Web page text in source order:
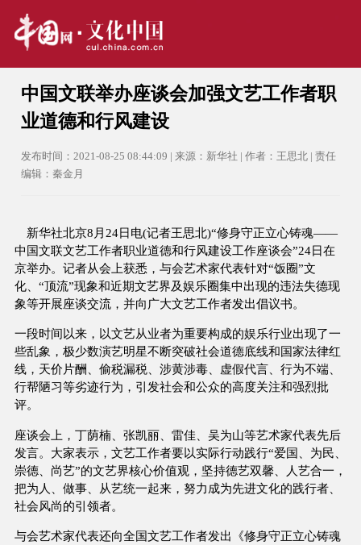
中国文联举办座谈会加强文艺工作者职
业道德和行风建设
发布时间：2021-08-25 08:44:09 | 来源：新华社 | 作者：王思北 | 责任
编辑：秦金月
新华社北京8月24日电(记者王思北)“修身守正立心铸魂——
中国文联文艺工作者职业道德和行风建设工作座谈会”24日在
京举办。记者从会上获悉，与会艺术家代表针对“饭圈”文
化、“顶流”现象和近期文艺界及娱乐圈集中出现的违法失德现
象等开展座谈交流，并向广大文艺工作者发出倡议书。
一段时间以来，以文艺从业者为重要构成的娱乐行业出现了一
些乱象，极少数演艺明星不断突破社会道德底线和国家法律红
线，天价片酬、偷税漏税、涉黄涉毒、虚假代言、行为不端、
行帮陋习等劣迹行为，引发社会和公众的高度关注和强烈批
评。
座谈会上，丁荫楠、张凯丽、雷佳、吴为山等艺术家代表先后
发言。大家表示，文艺工作者要以实际行动践行“爱国、为民、
崇德、尚艺”的文艺界核心价值观，坚持德艺双馨、人艺合一，
把为人、做事、从艺统一起来，努力成为先进文化的践行者、
社会风尚的引领者。
与会艺术家代表还向全国文艺工作者发出《修身守正立心铸魂